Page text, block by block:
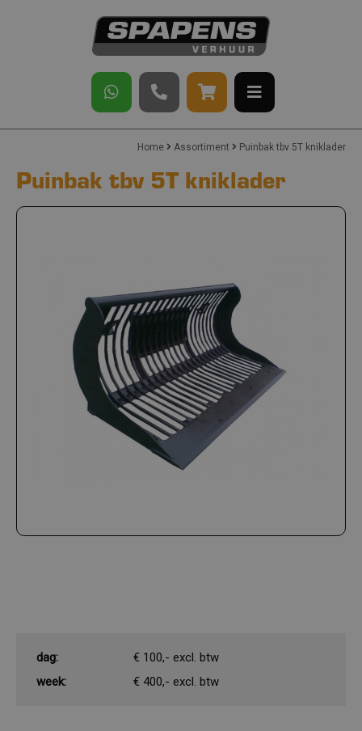
Home Assortiment Puinbak tbv 5T kniklader
Puinbak tbv 5T kniklader
dag:
€ 100,- excl. btw
week:
€ 400,- excl. btw